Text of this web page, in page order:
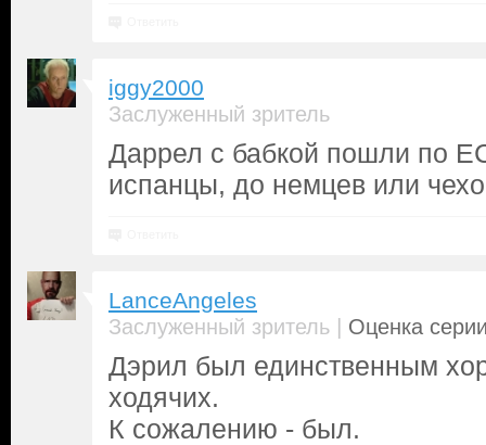
iggy2000
Заслуженный зритель
Даррел с бабкой пошли по
испанцы, до немцев или
LanceAngeles
Заслуженный зритель | Оценка
Дэрил был единственным
ходячих.
К сожалению - был.